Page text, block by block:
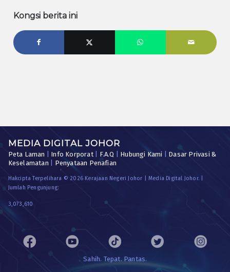
Kongsi berita ini
MEDIA DIGITAL JOHOR
Peta Laman Info Korporat| F.A.Q Hubungi Kami
Dasar Privasi &
Keselamatan
Penyataan Penafian
Hakcipta Terpelihara © 2026 Kerajaan Negeri Johor | Media Digital Johor. |
Jumlah Pengunjung:
3,073,610
Sahih. Tepat. Pantas.